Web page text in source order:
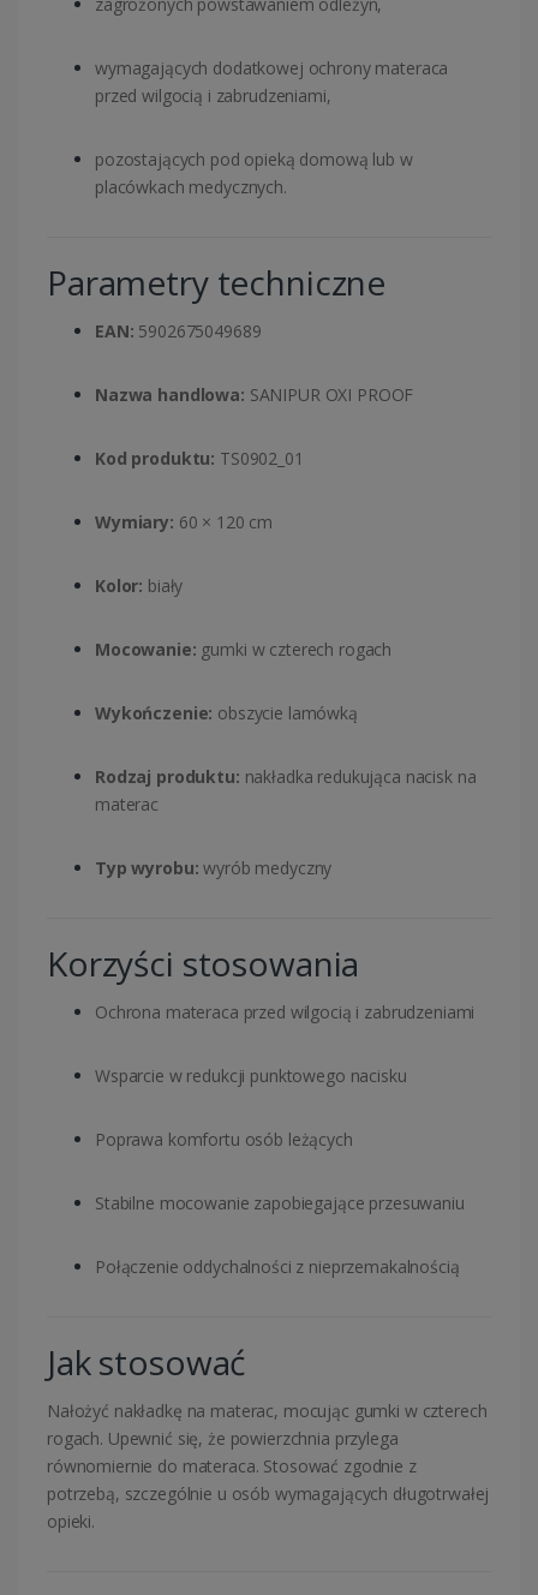
wymagających dodatkowej ochrony materaca
przed wilgocią i zabrudzeniami,
pozostających pod opieką domową lub w
placówkach medycznych.
Parametry techniczne
EAN: 5902675049689
Nazwa handlowa: SANIPUR OXI PROOF
Kod produktu: TS0902_01
Wymiary: 60 × 120 cm
Kolor: biały
Mocowanie: gumki w czterech rogach
Wykończenie: obszycie lamówką
Rodzaj produktu: nakładka redukująca nacisk na
materac
Typ wyrobu: wyrób medyczny
Korzyści stosowania
Ochrona materaca przed wilgocią i zabrudzeniami
Wsparcie w redukcji punktowego nacisku
Poprawa komfortu osób leżących
Stabilne mocowanie zapobiegające przesuwaniu
Połączenie oddychalności z nieprzemakalnością
Jak stosować
Nałożyć nakładkę na materac, mocując gumki w czterech
rogach. Upewnić się, że powierzchnia przylega
równomiernie do materaca. Stosować zgodnie z
potrzebą, szczególnie u osób wymagających długotrwałej
opieki.